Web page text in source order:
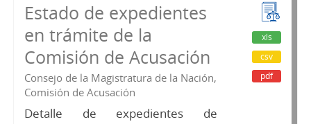
Estado de expedientes
en trámite de la
Comisión de Acusación
Consejo de la Magistratura de la Nación,
Comisión de Acusación
Detalle de expedientes de
xls
csv
pdf